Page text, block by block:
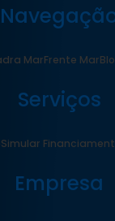
MarFrente Mar
Serviços
Simular
Empresa